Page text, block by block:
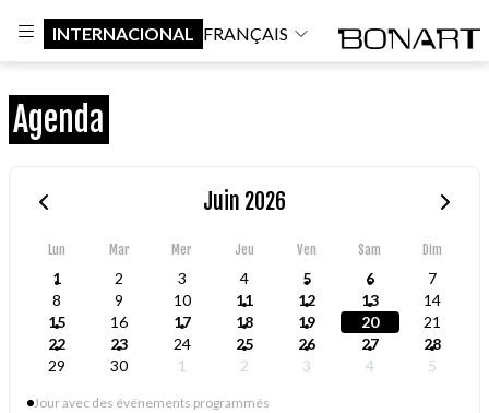
INTERNACIONAL FRANÇAIS
Agenda
Juin 2026
Lun Mar Mer Jeu Ven Sam Dim
1 2 3 4 5 6
7
8
9 10 11 12 13
14
15
16 17 18 19 20
21
22
23 24 25 26 27
28
29
30 1 2 3 4 5
Jour avec des événements programmés